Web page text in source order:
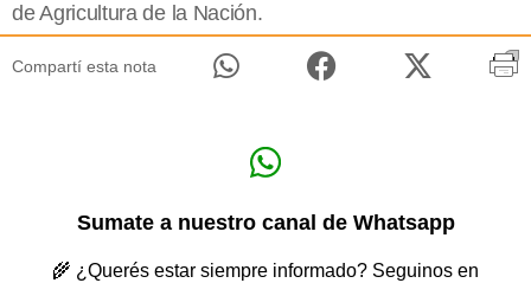
de Agricultura de la Nación.
Compartí esta nota
Sumate a nuestro canal de Whatsapp
🌾 ¿Querés estar siempre informado? Seguinos en